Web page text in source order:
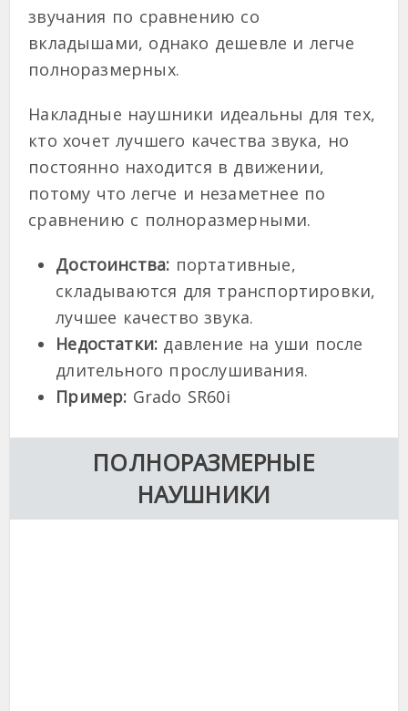
звучания по сравнению со
вкладышами, однако дешевле и легче
полноразмерных.
Накладные наушники идеальны для тех,
кто хочет лучшего качества звука, но
постоянно находится в движении,
потому что легче и незаметнее по
сравнению с полноразмерными.
Достоинства: портативные,
складываются для транспортировки,
лучшее качество звука.
Недостатки: давление на уши после
длительного прослушивания.
Пример: Grado SR60i
ПОЛНОРАЗМЕРНЫЕ
НАУШНИКИ